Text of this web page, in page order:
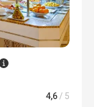
doskonałe soki
zieloną kartę
dając
nas.
4,6 / 5